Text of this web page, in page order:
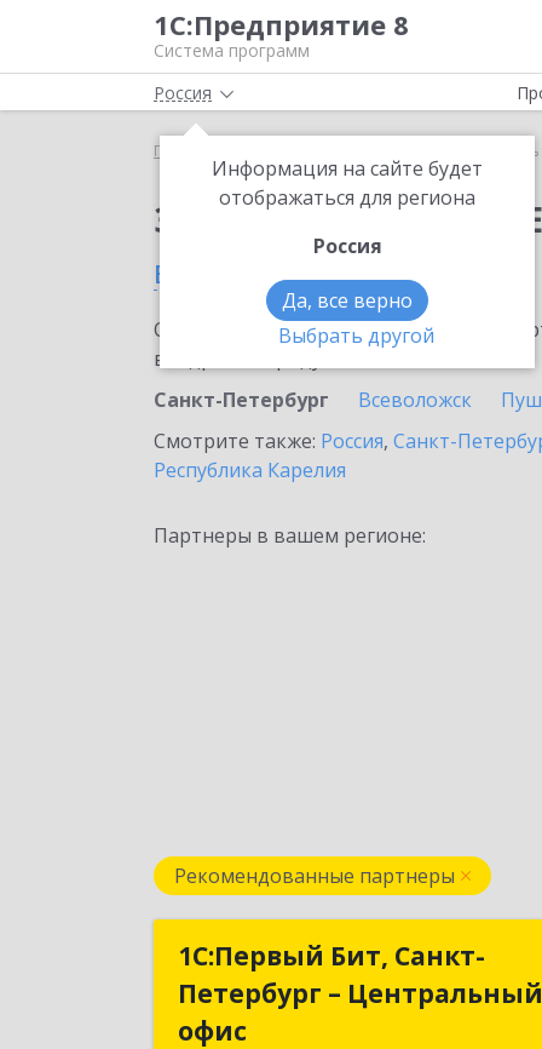
1С:Предприятие 8
Система программ
Россия
Информация на сайте будет
отображаться для региона
Россия
Да, все верно
Выбрать другой
Главная
Заказать Модуль
в Санкт-Петербурге
Ознакомьтесь с информационными
внедрение продукта.
Санкт-Петербург
Всеволожск
Смотрите также: Россия, Санкт-
Республика Карелия
Партнеры в вашем регионе:
Рекомендованные партнеры
1С:Первый Бит, Санкт-
Петербург – Центральный
офис
1С:Первый Бит, Санкт-
Петербург – Центральный